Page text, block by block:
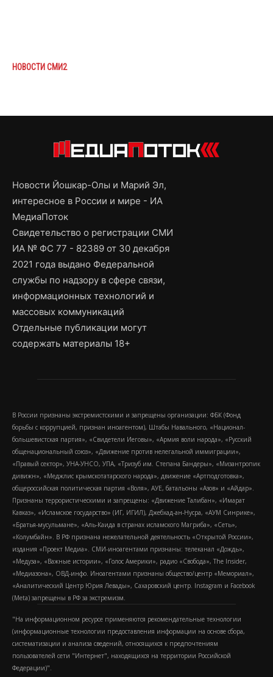
НОВОСТИ СМИ2
Новости Йошкар-Олы и Марий Эл,
интересное в России и мире - ИА
МедиаПоток
Свидетельство о регистрации СМИ
ИА № ФС 77 - 82389 от 30 декабря
2021 года выдано Федеральной
службы по надзору в сфере связи,
информационных технологий и
массовых коммуникаций
Отдельные публикации могут
содержать материалы 18+
В России признаны экстремистскими и запрещены организации: ФБК (Фонд
борьбы с коррупцией, признан иноагентом), Штабы Навального, «Национал-
большевистская партия», «Свидетели Иеговы», «Армия воли народа», «Русский
общенациональный союз», «Движение против нелегальной иммиграции»,
«Правый сектор», УНА-УНСО, УПА, «Тризуб им. Степана Бандеры», «Мизантропик
дивижн», «Меджлис крымскотатарского народа», движение «Артподготовка»,
общероссийская политическая партия «Воля», АУЕ, батальоны «Азов» и «Айдар».
Признаны террористическими и запрещены: «Движение Талибан», «Имарат
Кавказ», «Исламское государство» (ИГ, ИГИЛ), Джебхад-ан-Нусра, «АУМ Синрике»,
«Братья-мусульмане», «Аль-Каида в странах исламского Магриба», «Сеть»,
«Колумбайн». В РФ признана нежелательной деятельность «Открытой России»,
издания «Проект Медиа». СМИ-иноагентами признаны: телеканал «Дождь»,
«Медуза», «Важные истории», «Голос Америки», радио «Свобода», The Insider,
«Медиазона», ОВД-инфо. Иноагентами признаны общество/центр «Мемориал»,
«Аналитический Центр Юрия Левады», Сахаровский центр. Instagram и Facebook
(Metа) запрещены в РФ за экстремизм.
"На информационном ресурсе применяются рекомендательные технологии
(информационные технологии предоставления информации на основе сбора,
систематизации и анализа сведений, относящихся к предпочтениям
пользователей сети "Интернет", находящихся на территории Российской
Федерации)".